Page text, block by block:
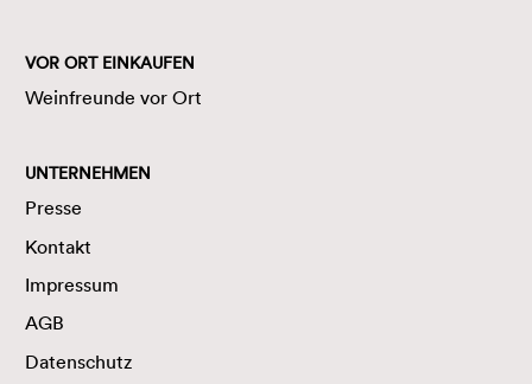
VOR ORT EINKAUFEN
Weinfreunde vor Ort
UNTERNEHMEN
Presse
Kontakt
Impressum
AGB
Datenschutz